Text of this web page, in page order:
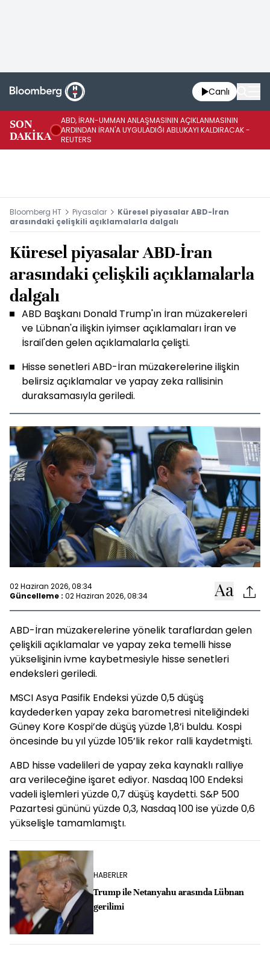
Canlı
SON
DAKİKA
ABD, İRAN-UMMAN ANLAŞMASININ AÇIKLANMASININ
ARDINDAN İRAN'A UYGULADIĞI ABLUKAYI KALDIRACAK -
REUTERS
Bloomberg HT Piyasalar
Küresel piyasalar ABD-İran
arasındaki çelişkili açıklamalarla dalgalı
Küresel piyasalar ABD-İran
arasındaki çelişkili açıklamalarla
dalgalı
ABD Başkanı Donald Trump'ın İran müzakereleri
ve Lübnan'a ilişkin iyimser açıklamaları İran ve
İsrail'den gelen açıklamalarla çelişti.
Hisse senetleri ABD-İran müzakerelerine ilişkin
belirsiz açıklamalar ve yapay zeka rallisinin
duraksamasıyla geriledi.
02 Haziran 2026, 08:34
Güncelleme : 02 Haziran 2026, 08:34
ABD-İran müzakerelerine yönelik taraflardan gelen
çelişkili açıklamalar ve yapay zeka temelli hisse
yükselişinin ivme kaybetmesiyle hisse senetleri
endeksleri geriledi.
MSCI Asya Pasifik Endeksi yüzde 0,5 düşüş
kaydederken yapay zeka barometresi niteliğindeki
Güney Kore Kospi’de düşüş yüzde 1,8’i buldu. Kospi
öncesinde bu yıl yüzde 105’lik rekor ralli kaydetmişti.
ABD hisse vadelileri de yapay zeka kaynaklı ralliye
ara verileceğine işaret ediyor. Nasdaq 100 Endeksi
vadeli işlemleri yüzde 0,7 düşüş kaydetti. S&P 500
Pazartesi gününü yüzde 0,3, Nasdaq 100 ise yüzde 0,6
yükselişle tamamlamıştı.
HABERLER
Trump ile Netanyahu arasında Lübnan
gerilimi